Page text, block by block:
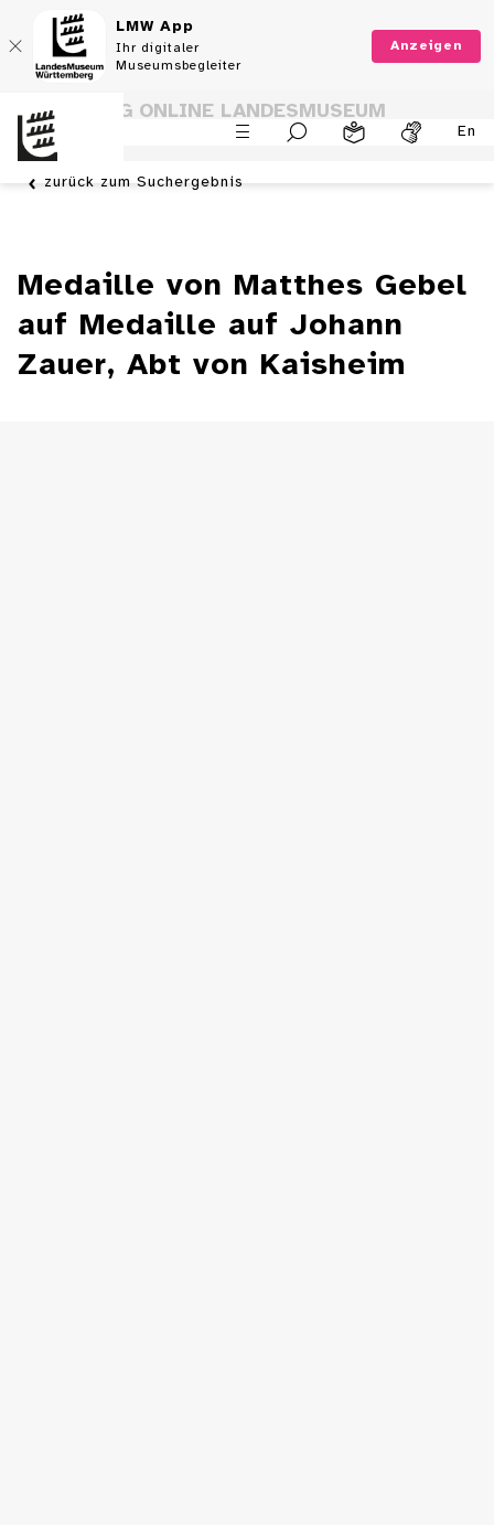
LMW App
Ihr digitaler
Museumsbegleiter
Anzeigen
En
SAMMLUNG ONLINE LANDESMUSEUM
WÜRTTEMBERG
zurück zum Suchergebnis
Medaille von Matthes Gebel
auf Medaille auf Johann
Zauer, Abt von Kaisheim